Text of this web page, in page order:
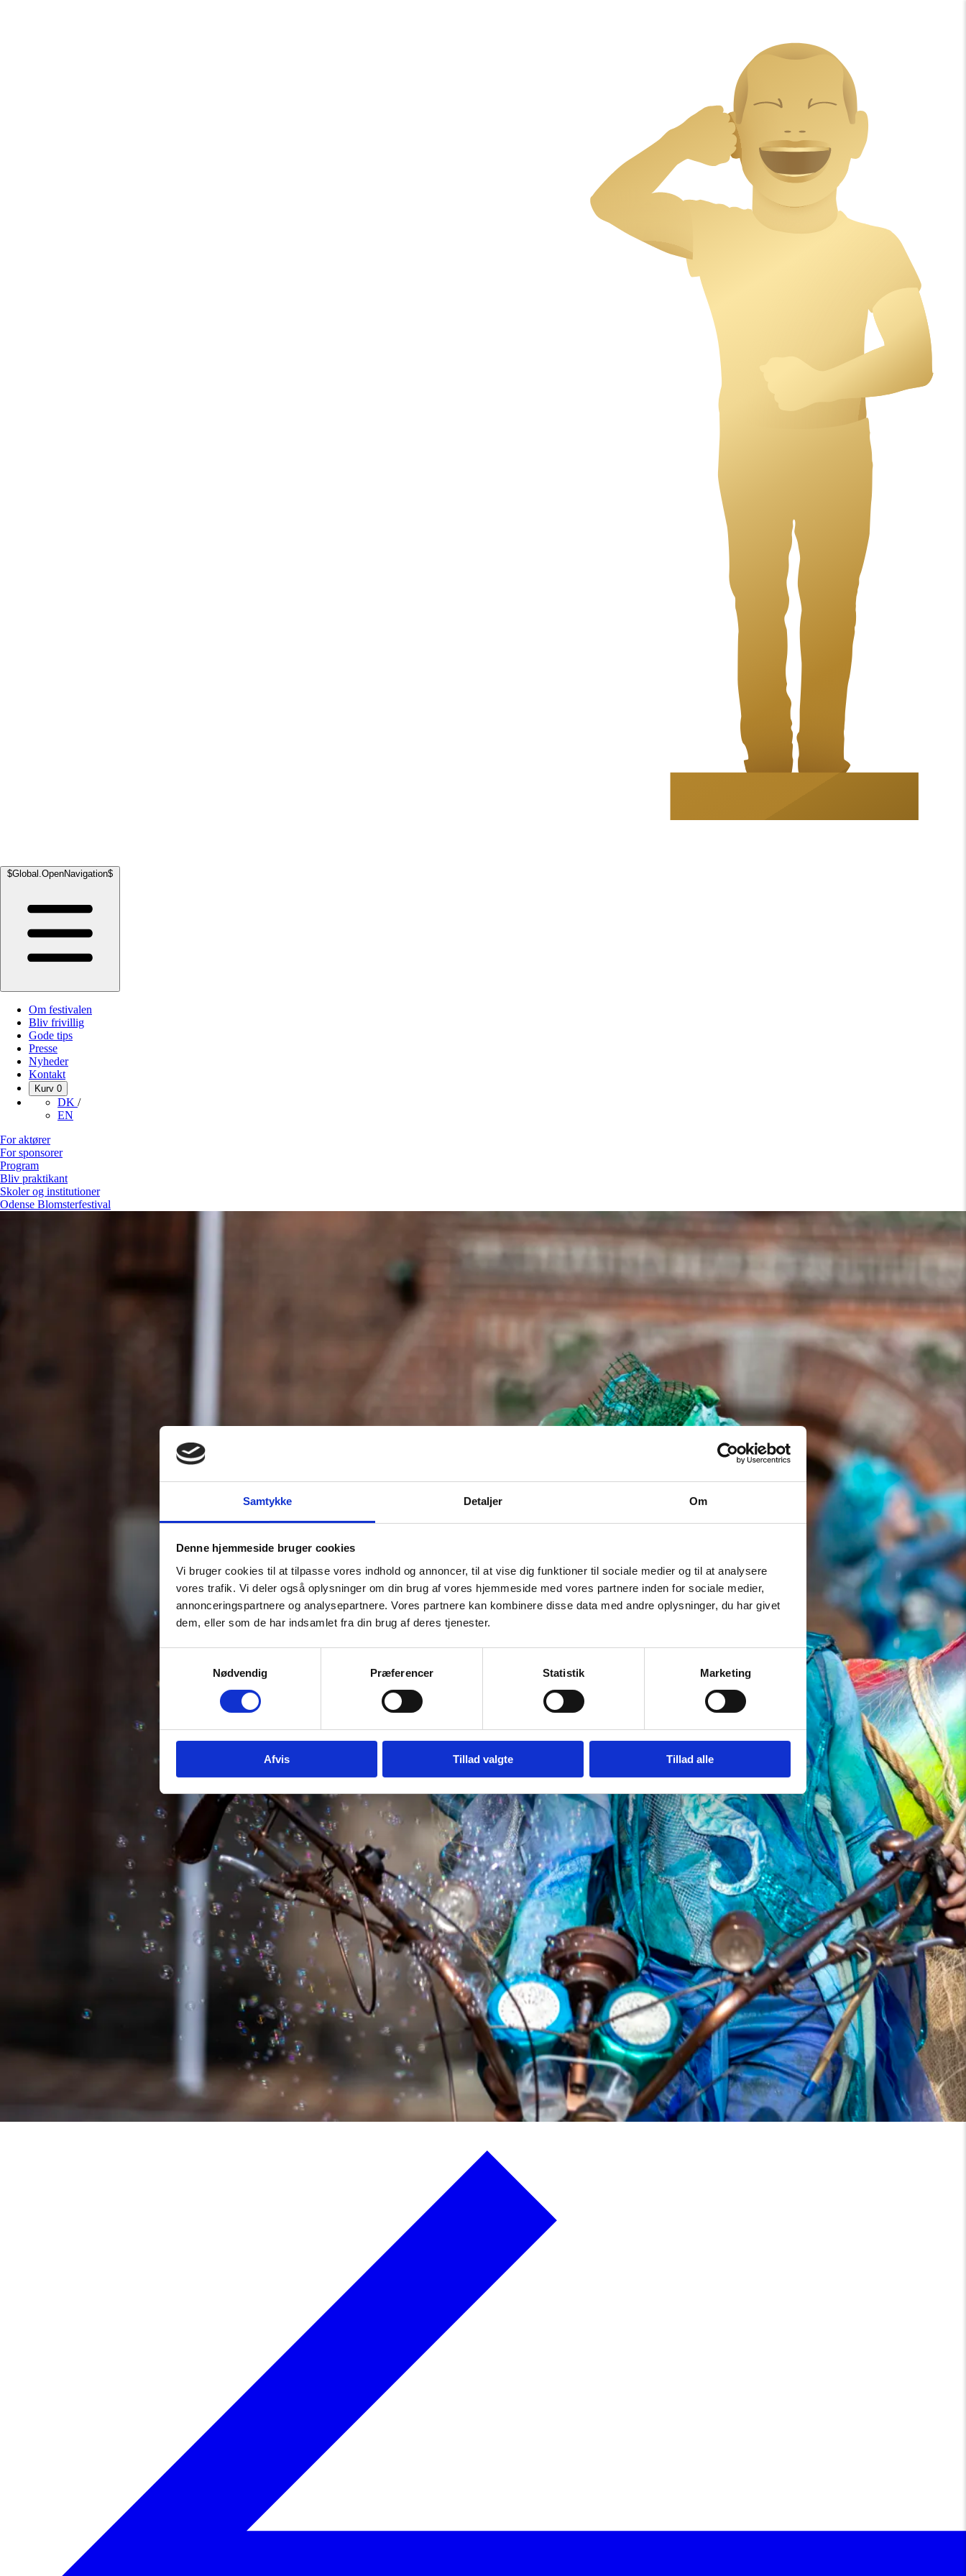
Samtykke Detaljer Om
Denne hjemmeside bruger cookies
Vi bruger cookies til at tilpasse vores indhold og annoncer, til at vise dig funktioner til sociale medier og til at analysere
vores trafik. Vi deler også oplysninger om din brug af vores hjemmeside med vores partnere inden for sociale medier,
annonceringspartnere og analysepartnere. Vores partnere kan kombinere disse data med andre oplysninger, du har givet
dem, eller som de har indsamlet fra din brug af deres tjenester.
Nødvendig
Præferencer Statistik Marketing
Afvis Tillad valgte Tillad alle
$Global.OpenNavigation$
Om festivalen
Bliv frivillig
Gode tips
Presse
Nyheder
Kontakt
Kurv 0
DK /
EN
For aktører
For sponsorer
Program
Bliv praktikant
Skoler og institutioner
Odense Blomsterfestival